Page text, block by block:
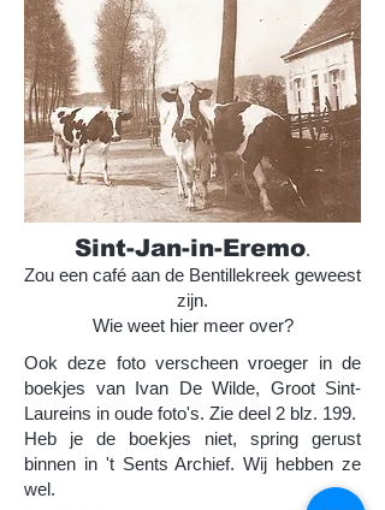
Sint-Jan-in-Eremo.
Zou een café aan de Bentillekreek geweest
zijn.
Wie weet hier meer over?
Ook deze foto verscheen vroeger in de
boekjes van Ivan De Wilde, Groot Sint-
Laureins in oude foto's. Zie deel 2 blz. 199.
Heb je de boekjes niet, spring gerust
binnen in 't Sents Archief. Wij hebben ze
wel.